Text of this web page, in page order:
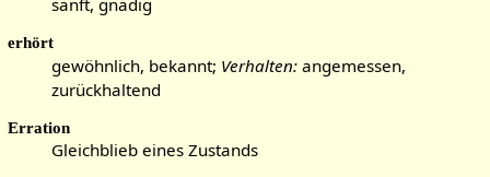
erhört
gewöhnlich, bekannt; Verhalten:angemessen,
zurückhaltend
Erration
Gleichblieb eines Zustands